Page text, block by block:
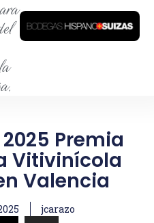
Premia
Vitivinícola
Valencia
jcarazo